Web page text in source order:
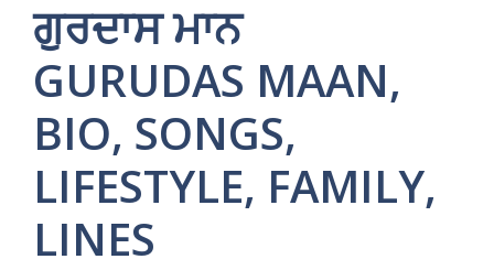
ਗੁਰਦਾਸ ਮਾਨ
GURUDAS MAAN,
BIO, SONGS,
LIFESTYLE, FAMILY,
LINES